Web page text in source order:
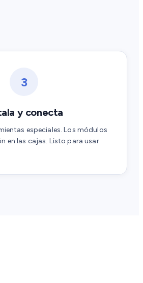
3
y conecta
especiales. Los módulos
en las cajas. Listo para usar.